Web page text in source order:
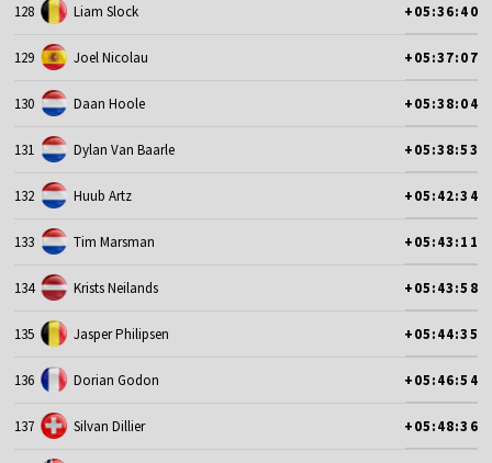
128 Liam Slock +05:36:40
129 Joel Nicolau +05:37:07
130 Daan Hoole +05:38:04
131 Dylan Van Baarle +05:38:53
132 Huub Artz +05:42:34
133 Tim Marsman +05:43:11
134 Krists Neilands +05:43:58
135 Jasper Philipsen +05:44:35
136 Dorian Godon +05:46:54
137 Silvan Dillier +05:48:36